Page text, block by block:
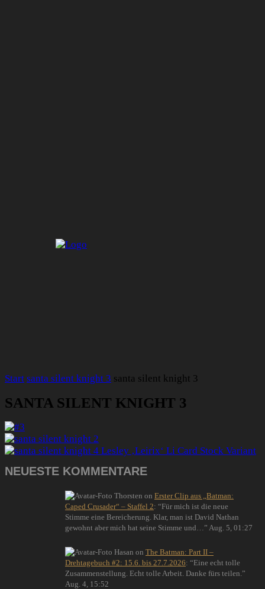
Start santa silent knight 3 santa silent knight 3
SANTA SILENT KNIGHT 3
NEUESTE KOMMENTARE
Thorsten on Erster Clip aus „Batman:
Caped Crusader“ – Staffel 2: “Für mich ist die neue
Stimme eine Bereicherung. Klar, man ist David Nathan
gewohnt aber mich hat seine Stimme und… ” Aug. 5, 01:27
Hasan on The Batman: Part II –
Drehtagebuch #2: 15.6. bis 27.7.2026: “Eine echt tolle
Zusammenstellung. Echt tolle Arbeit. Danke fürs teilen. ”
Aug. 4, 15:52